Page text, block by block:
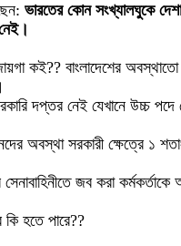
ভারতের কোন সংখ্যালঘুকে
কই?? বাংলাদেশের
দপ্তর নেই যেখানে উচ্চ পদে
অবস্থা সরকারী ক্ষেত্রে ১
জব করা কর্মকর্তাকে
হতে পারে??